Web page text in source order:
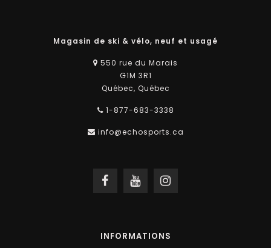
Magasin de ski & vélo, neuf et usagé
550 rue du Marais
G1M 3R1
Québec, Québec
1-877-683-3338
info@echosports.ca
INFORMATIONS